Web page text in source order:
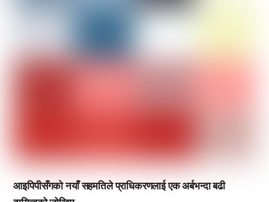
आइपिपीसँगको नयाँ सहमतिले प्राधिकरणलाई एक अर्बभन्दा बढी